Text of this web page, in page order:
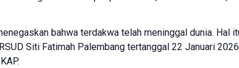
bahwa terdakwa telah meninggal dunia. Hal
Siti Fatimah Palembang tertanggal 22 Januari 2026